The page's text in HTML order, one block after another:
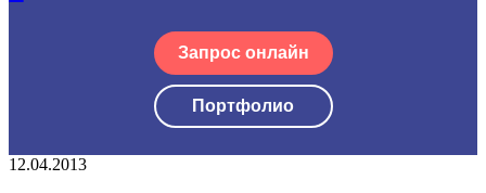
Запрос онлайн
Портфолио
12.04.2013